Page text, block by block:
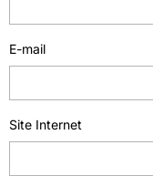
E-mail
Site Internet